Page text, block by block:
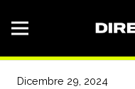
Dicembre 29, 2024